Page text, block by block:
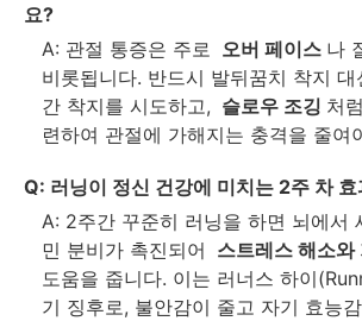
요?
A: 관절 통증은 주로
오버 페이스 나
비롯됩니다. 반드시 발뒤꿈치 착지
간 착지를 시도하고, 슬로우 조깅 처
련하여 관절에 가해지는 충격을 줄여
Q: 러닝이 정신 건강에 미치는 2주 차
A: 2주간 꾸준히 러닝을 하면 뇌에서
민 분비가 촉진되어 스트레스 해소와
도움을 줍니다. 이는 러너스 하이
기 징후로, 불안감이 줄고 자기 효능